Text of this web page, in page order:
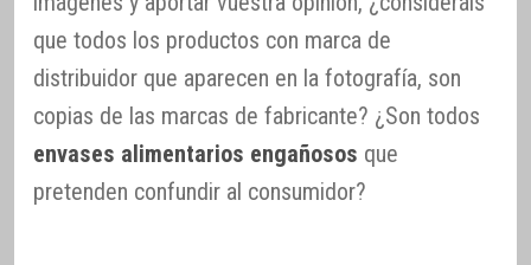
que todos los productos con marca de
distribuidor que aparecen en la fotografía, son
copias de las marcas de fabricante? ¿Son todos
envases alimentarios engañosos que
pretenden confundir al consumidor?